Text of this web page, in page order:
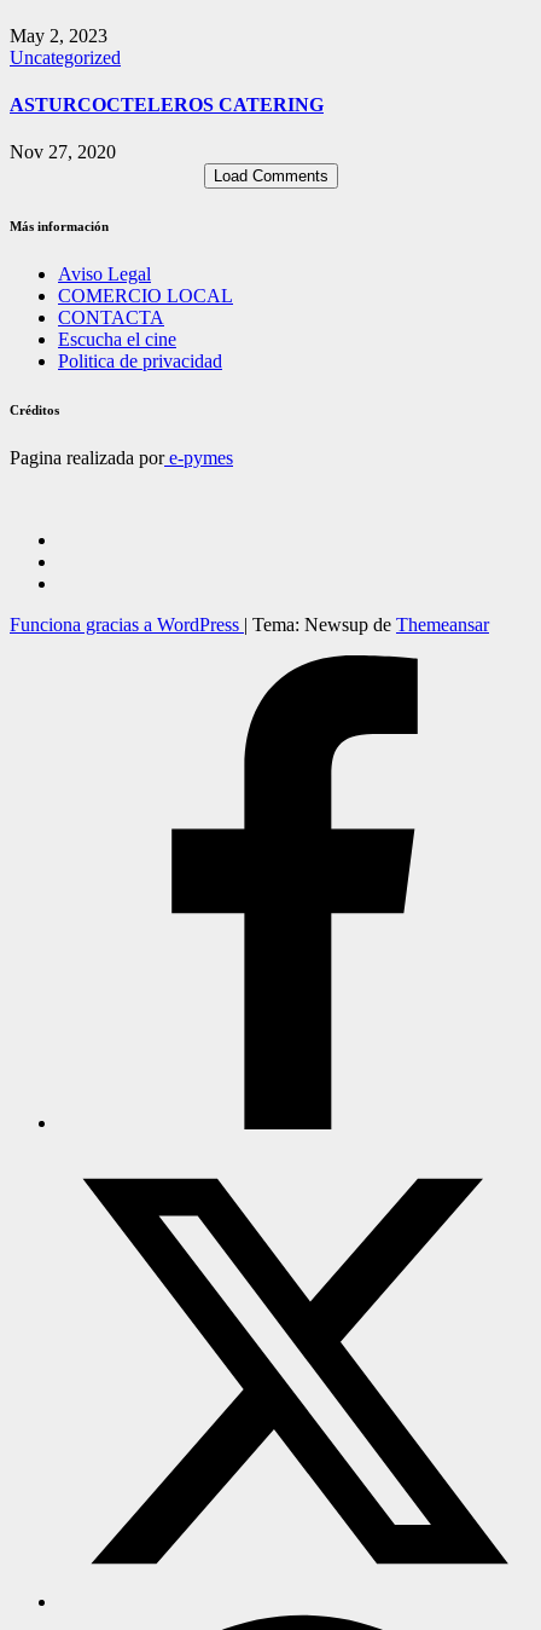
May 2, 2023
Uncategorized
ASTURCOCTELEROS CATERING
Nov 27, 2020
Load Comments
Más información
Aviso Legal
COMERCIO LOCAL
CONTACTA
Escucha el cine
Politica de privacidad
Créditos
Pagina realizada pore-pymes
Funciona gracias a WordPress | Tema: Newsup de Themeansar